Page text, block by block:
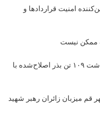
امنیت قراردادها و
ممکن نیست
رکوردشکنی در تولید بذر کلزا؛ برداشت ۱۰۹ تن بذر اصلاح‌شده با
میزبان زائران رهبر شهید